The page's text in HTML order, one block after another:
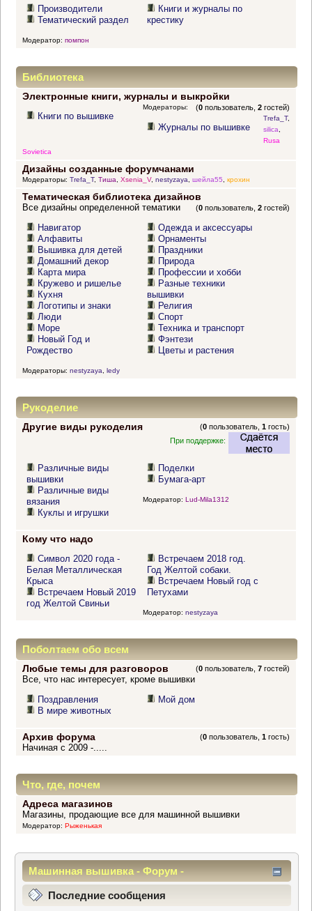
Производители
Тематический раздел
Книги и журналы по
крестику
Модератор: помпон
Библиотека
Электронные книги, журналы и выкройки
(0 пользователь,2 гостей)
Книги по вышивке
Журналы по вышивке
Модераторы:
Trefa_T,
silica,
Rusa
Sovietica
Дизайны созданные форумчанами
Модераторы: Trefa_T, Тиша, Xsenia_V, nestyzaya, шейла55, крохин
Тематическая библиотека дизайнов
(0 пользователь,2 гостей)
Все дизайны определенной тематики
Навигатор
Алфавиты
Вышивка для детей
Домашний декор
Карта мира
Кружево и ришелье
Кухня
Логотипы и знаки
Люди
Море
Новый Год и
Рождество
Одежда и аксессуары
Орнаменты
Праздники
Природа
Профессии и хобби
Разные техники
вышивки
Религия
Спорт
Техника и транспорт
Фэнтези
Цветы и растения
Модераторы: nestyzaya ledy
Рукоделие
Другие виды рукоделия (0 пользователь,1 гость)
При поддержке:
Различные виды
вышивки
Различные виды
вязания
Куклы и игрушки
Поделки
Бумага-арт
Модератор: Lud-Mila1312
Кому что надо
Символ 2020 года -
Белая Металлическая
Крыса
Встречаем Новый 2019
год Желтой Свиньи
Встречаем 2018 год.
Год Желтой собаки.
Встречаем Новый год с
Петухами
Модератор: nestyzaya
Поболтаем обо всем
Любые темы для разговоров (0 пользователь,7 гостей)
Все, что нас интересует, кроме вышивки
Поздравления
В мире животных
Мой дом
Архив форума (0 пользователь,1 гость)
Начиная с 2009 -.....
Что, где, почем
Адреса магазинов
Магазины, продающие все для машинной вышивки
Модератор: Рыженькая
Машинная вышивка - Форум -
Информационный центр
Последние сообщения